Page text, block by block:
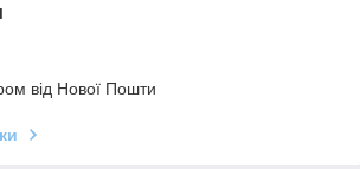
від Нової Пошти